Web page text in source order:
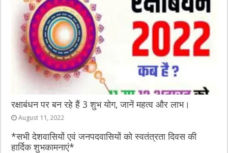
रक्षाबंधन पर बन रहे हैं 3 शुभ योग, जानें महत्व और लाभ।
August 11, 2022
*सभी देशवासियों एवं जनपदवासियों को स्वतंत्रता दिवस की
हार्दिक शुभकामनाएं*